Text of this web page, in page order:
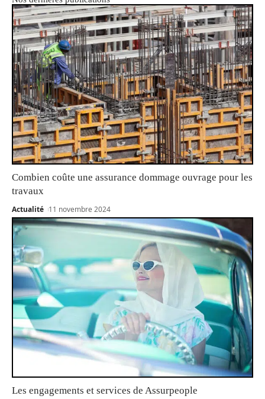
Combien coûte une assurance dommage ouvrage pour les
travaux
Actualité 11 novembre 2024
Les engagements et services de Assurpeople